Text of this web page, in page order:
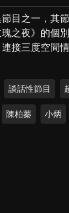
節目之一，其
之夜》的個
接三度空間
談話性節目
陳柏蓁 小炳